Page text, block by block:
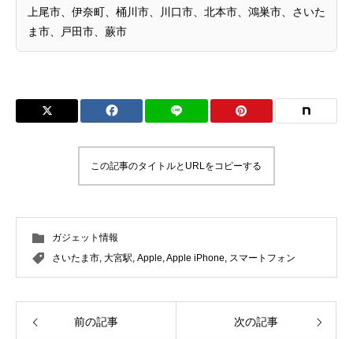
上尾市、伊奈町、桶川市、川口市、北本市、鴻巣市、さいた
ま市、戸田市、蕨市
この記事のタイトルとURLをコピーする
ガジェット情報
さいたま市, 大宮駅, Apple,Apple iPhone, スマートフォン
前の記事 次の記事